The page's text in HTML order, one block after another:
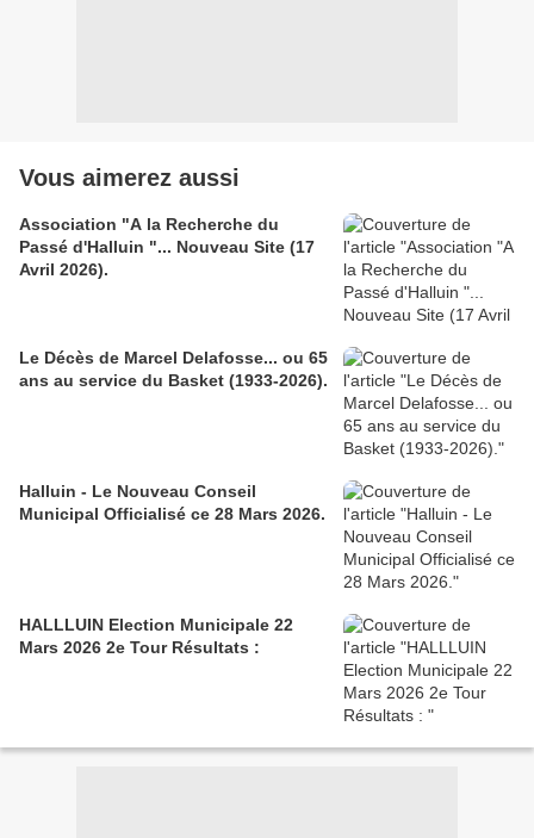
Vous aimerez aussi
Association "A la Recherche du
Passé d'Halluin "... Nouveau Site (17
Avril 2026).
Le Décès de Marcel Delafosse... ou 65
ans au service du Basket (1933-2026).
Halluin - Le Nouveau Conseil
Municipal Officialisé ce 28 Mars 2026.
HALLLUIN Election Municipale 22
Mars 2026 2e Tour Résultats :